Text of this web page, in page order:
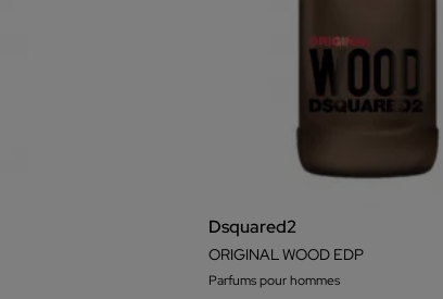
Dsquared2
ORIGINAL WOOD EDP
Parfums pour hommes